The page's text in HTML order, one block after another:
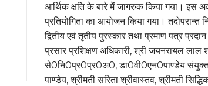
आर्थिक क्षति के बारे में जागरुक किया गया। इस
प्रतियोगिता का आयोजन किया गया। तदोपरान्त
द्वितीय एवं तृतीय पुरस्कार तथा प्रमाण पत्र
प्रसार प्रशिक्षण अधिकारी, श्री जयनरायल
से0नि0प्र0प्र0अ0, डा0वी0एन0पाण्डेय संयुक्त
पाण्डेय, श्रीमती सरिता श्रीवास्तव, श्रीमती